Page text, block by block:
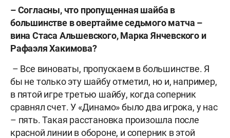
– Согласны, что пропущенная шайба в
большинстве в овертайме седьмого матча –
вина Стаса Альшевского, Марка Янчевского и
Рафаэля Хакимова?
– Все виноваты, пропускаем в большинстве. Я
бы не только эту шайбу отметил, но и, например,
в пятой игре третью шайбу, когда соперник
сравнял счет. У «Динамо» было два игрока, у нас
– пять. Такая расстановка произошла после
красной линии в обороне, и соперник в этой